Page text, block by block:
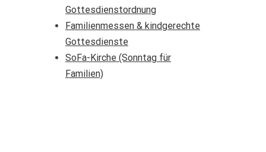
Gottesdienstordnung
Familienmessen & kindgerechte
Gottesdienste
SoFa-Kirche (Sonntag für
Familien)